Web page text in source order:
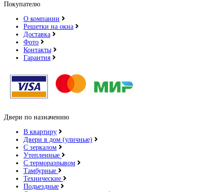
Покупателю
О компании
Решетки на окна
Доставка
Фото
Контакты
Гарантия
Двери по назначению
В квартиру
Двери в дом (уличные)
С зеркалом
Утепленные
С терморазрывом
Тамбурные
Технические
Подьездные